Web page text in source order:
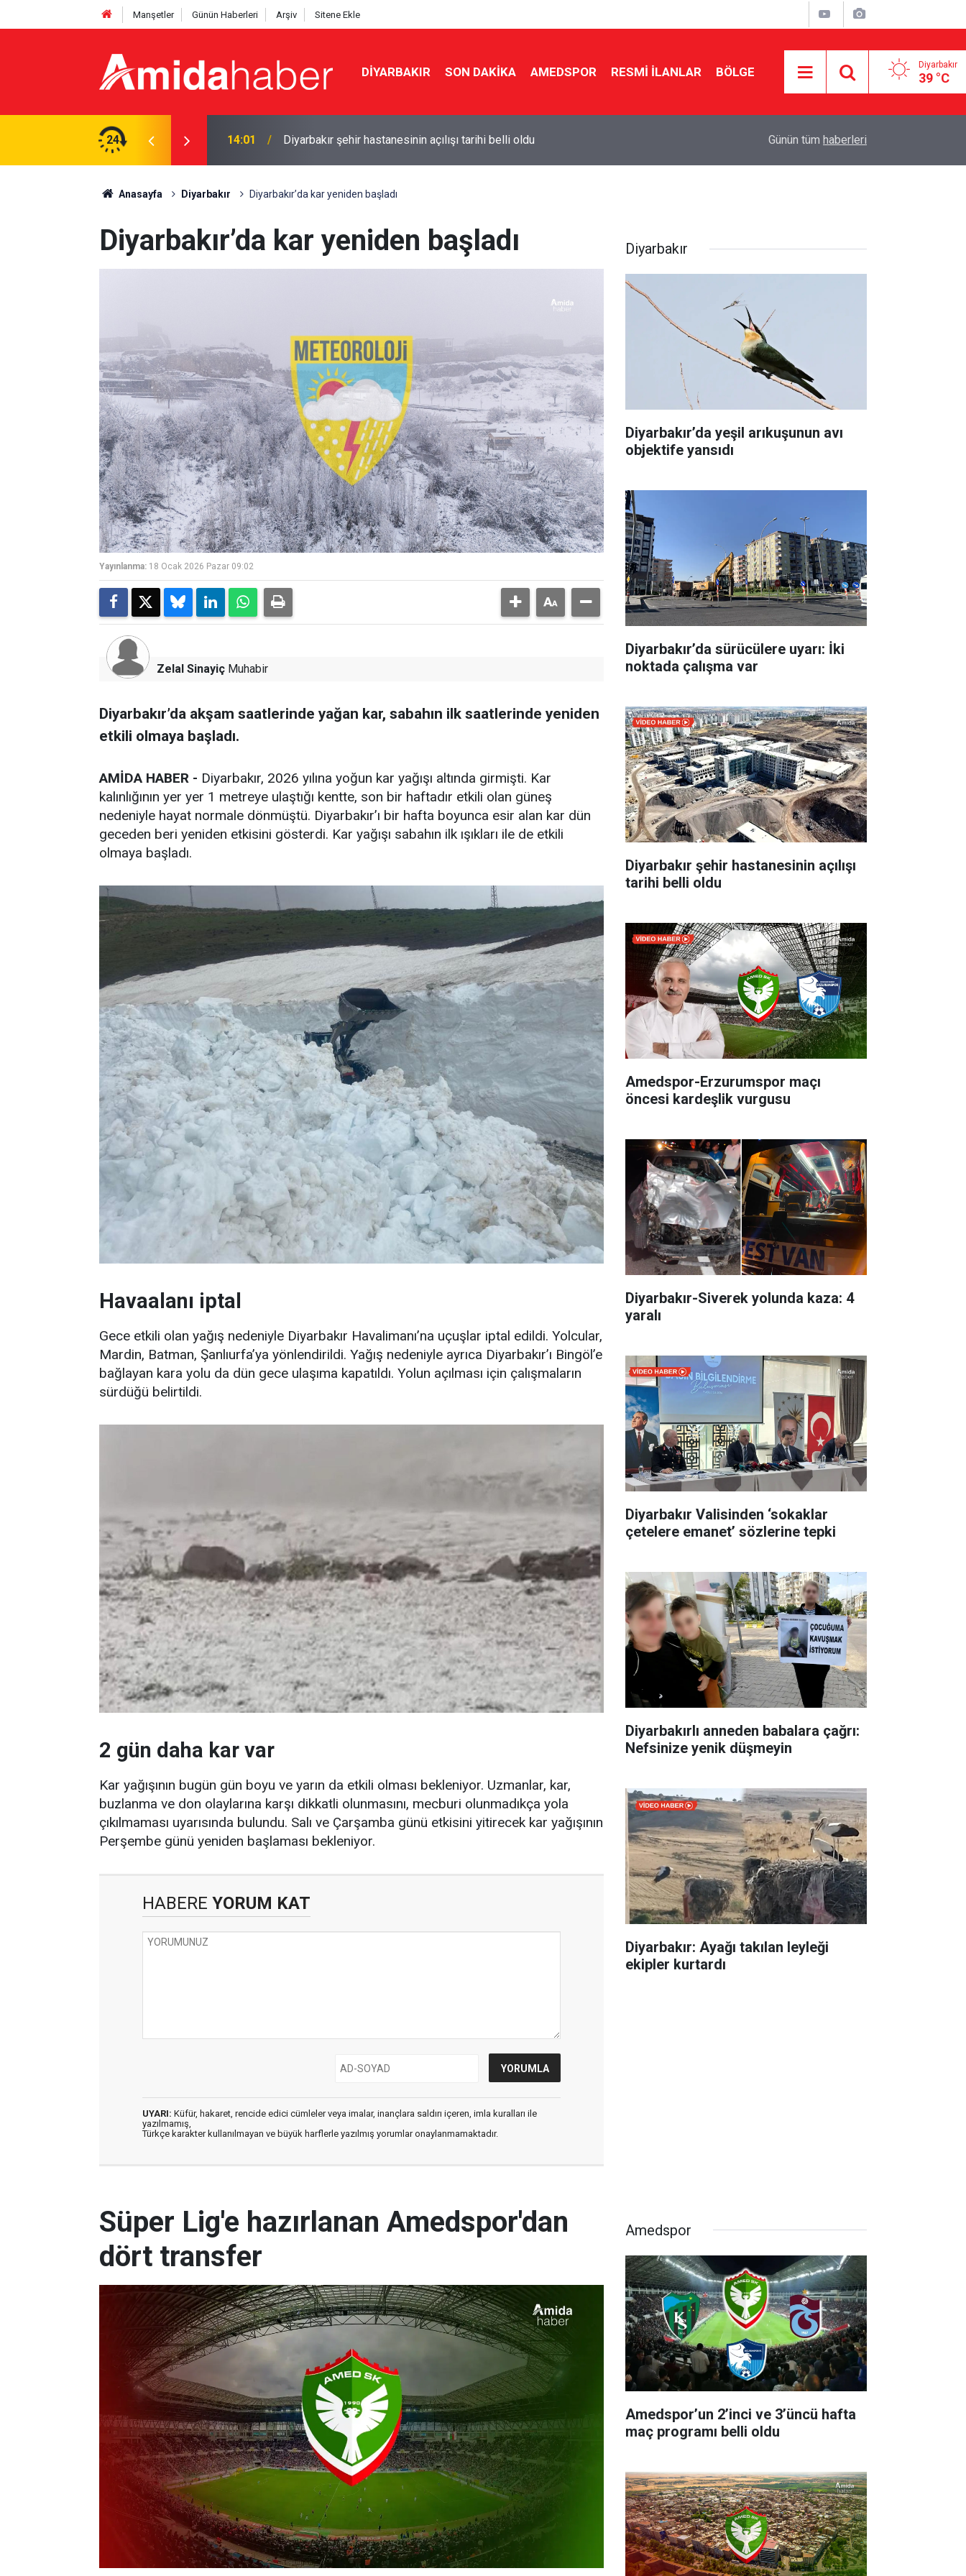
Manşetler Günün Haberleri Arşiv Sitene Ekle
DIYARBAKIR SON DAKIKA AMEDSPOR RESMI İLANLAR BÖLGE Diyarbakır
39 °C
24 13:46 İndirim geldi, pompaya yansımadı: Yeni zam bu gece Amedspor-Erzurumspor maçı öncesi kardeşlik
Günün tüm haberleri
Anasayfa Diyarbakır Diyarbakır’da kar yeniden başladı
Diyarbakır’da kar yeniden başladı
Yayınlanma: 18 Ocak 2026 Pazar 09:02
Zelal Sinayiç Muhabir
Diyarbakır’da akşam saatlerinde yağan kar, sabahın ilk saatlerinde yeniden
etkili olmaya başladı.
AMİDA HABER - Diyarbakır, 2026 yılına yoğun kar yağışı altında girmişti. Kar
kalınlığının yer yer 1 metreye ulaştığı kentte, son bir haftadır etkili olan güneş
nedeniyle hayat normale dönmüştü. Diyarbakır’ı bir hafta boyunca esir alan kar dün
geceden beri yeniden etkisini gösterdi. Kar yağışı sabahın ilk ışıkları ile de etkili
olmaya başladı.
Havaalanı iptal
Gece etkili olan yağış nedeniyle Diyarbakır Havalimanı’na uçuşlar iptal edildi. Yolcular,
Mardin, Batman, Şanlıurfa’ya yönlendirildi. Yağış nedeniyle ayrıca Diyarbakır’ı Bingöl’e
bağlayan kara yolu da dün gece ulaşıma kapatıldı. Yolun açılması için çalışmaların
sürdüğü belirtildi.
2 gün daha kar var
Kar yağışının bugün gün boyu ve yarın da etkili olması bekleniyor. Uzmanlar, kar,
buzlanma ve don olaylarına karşı dikkatli olunmasını, mecburi olunmadıkça yola
çıkılmaması uyarısında bulundu. Salı ve Çarşamba günü etkisini yitirecek kar yağışının
Perşembe günü yeniden başlaması bekleniyor.
HABERE YORUM KAT
UYARI: Küfür, hakaret, rencide edici cümleler veya imalar, inançlara saldırı içeren, imla kuralları ile
yazılmamış,
Türkçe karakter kullanılmayan ve büyük harflerle yazılmış yorumlar onaylanmamaktadır.
Diyarbakır
Diyarbakır’da yeşil arıkuşunun avı
objektife yansıdı
Diyarbakır’da sürücülere uyarı: İki
noktada çalışma var
Diyarbakır şehir hastanesinin açılışı
tarihi belli oldu
Amedspor-Erzurumspor maçı
öncesi kardeşlik vurgusu
Diyarbakır-Siverek yolunda kaza: 4
yaralı
Diyarbakır Valisinden ‘sokaklar
çetelere emanet’ sözlerine tepki
Diyarbakırlı anneden babalara çağrı:
Nefsinize yenik düşmeyin
Diyarbakır: Ayağı takılan leyleği
ekipler kurtardı
Süper Lig'e hazırlanan Amedspor'dan
dört transfer
Amedspor
Amedspor’un 2’inci ve 3’üncü hafta
maç programı belli oldu